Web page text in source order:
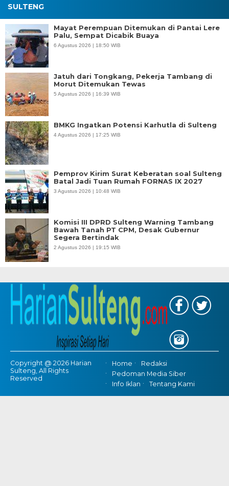
SULTENG
Mayat Perempuan Ditemukan di Pantai Lere
Palu, Sempat Dicabik Buaya
6 Agustus 2026 | 18:50 WIB
Jatuh dari Tongkang, Pekerja Tambang di
Morut Ditemukan Tewas
5 Agustus 2026 | 16:39 WIB
BMKG Ingatkan Potensi Karhutla di Sulteng
4 Agustus 2026 | 17:25 WIB
Pemprov Kirim Surat Keberatan soal Sulteng
Batal Jadi Tuan Rumah FORNAS IX 2027
3 Agustus 2026 | 10:48 WIB
Komisi III DPRD Sulteng Warning Tambang
Bawah Tanah PT CPM, Desak Gubernur
Segera Bertindak
2 Agustus 2026 | 19:15 WIB
Copyright @ 2026 Harian
Sulteng, All Rights
Reserved
Home
Redaksi
Pedoman Media Siber
Info Iklan
Tentang Kami